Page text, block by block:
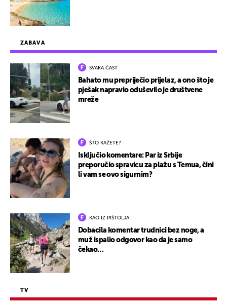
ZABAVA
SVAKA ČAST
Bahato mu prepriječio prijelaz, a ono što je
pješak napravio oduševilo je društvene
mreže
ŠTO KAŽETE?
Isključio komentare: Par iz Srbije
preporučio spravicu za plažu s Temua, čini
li vam se ovo sigurnim?
KAO IZ PIŠTOLJA
Dobacila komentar trudnici bez noge, a
muž ispalio odgovor kao da je samo
čekao…
TV